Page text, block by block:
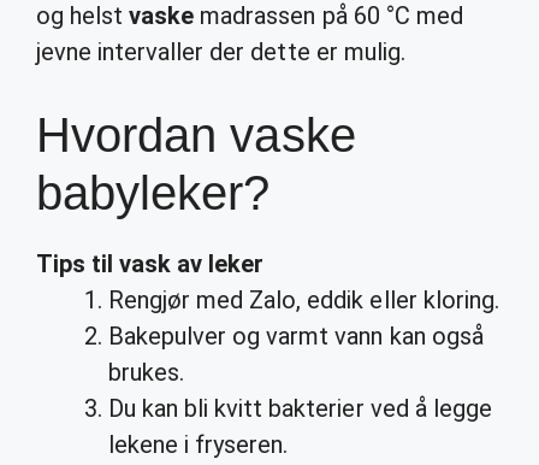
og helstvaske madrassen på 60 °C med
jevne intervaller der dette er mulig.
Hvordan vaske
babyleker?
Tips tilvask av leker
Rengjør med Zalo, eddik eller kloring.
Bakepulver og varmt vann kan også
brukes.
Du kan bli kvitt bakterier ved å legge
lekene i fryseren.